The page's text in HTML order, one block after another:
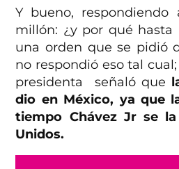
Y bueno,
millón: ¿y por qué hasta
una orden que se pidió
no respondió eso tal
presidenta señaló que
dio en México, ya que
tiempo Chávez Jr se
Unidos.